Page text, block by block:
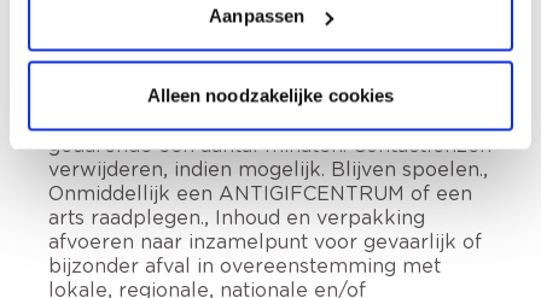
Aanpassen
Alleen noodzakelijke cookies
oogletsel. Buiten het bereik van kinderen
houden., Draag beschermende
oogbescherming., BIJ CONTACT MET DE
gedurende een aantal minuten. Contactlenzen
verwijderen, indien mogelijk. Blijven spoelen.,
Onmiddellijk een ANTIGIFCENTRUM of een
arts raadplegen., Inhoud en verpakking
afvoeren naar inzamelpunt voor gevaarlijk of
bijzonder afval in overeenstemming met
lokale, regionale, nationale en/of